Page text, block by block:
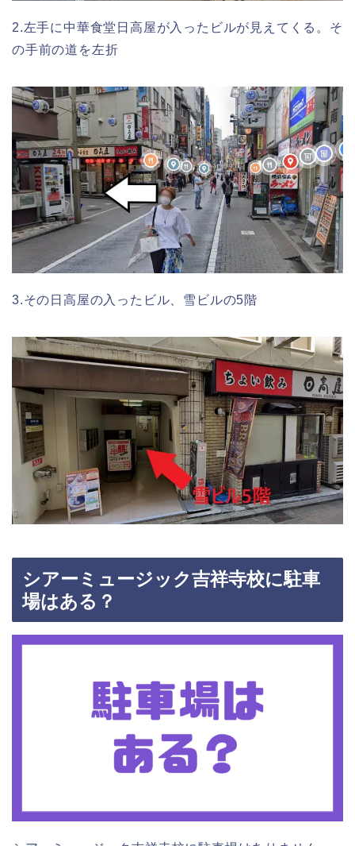
2.左手に中華食堂日高屋が入ったビルが見えてくる。そ
の手前の道を左折
3.その日高屋の入ったビル、雪ビルの5階
シアーミュージック吉祥寺校に駐車
場はある？